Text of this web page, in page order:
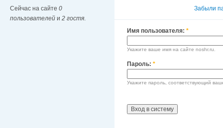
Сейчас на сайте 0
пользователей и 2 гостя.
Забыли
Имя пользователя: *
Укажите ваше имя на сайте noshr.ru.
Пароль: *
Укажите пароль, соответствующий